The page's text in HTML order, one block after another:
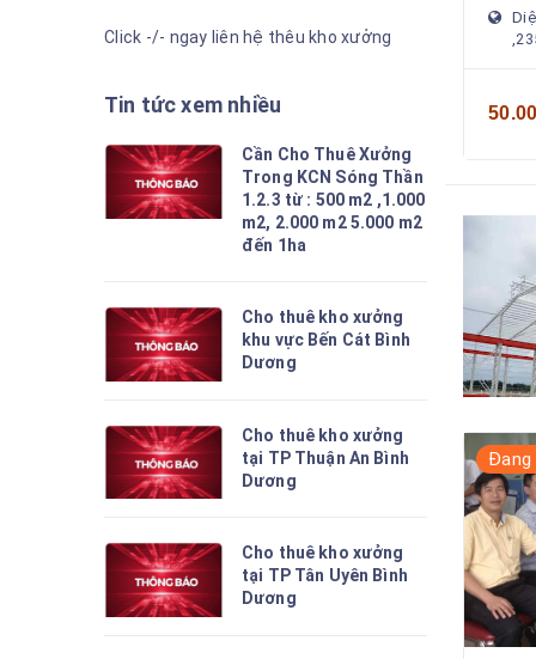
Đang
Click -/- ngay liên hệ thêu kho xưởng
Tin tức xem nhiều
Cần Cho Thuê Xưởng
Trong KCN Sóng Thần
1.2.3 từ : 500 m2 ,1.000
m2, 2.000 m2 5.000 m2
đến 1ha
Cho thuê kho xưởng
khu vực Bến Cát Bình
Dương
Cho thuê kho xưởng
tại TP Thuận An Bình
Dương
Cho thuê kho xưởng
tại TP Tân Uyên Bình
Dương